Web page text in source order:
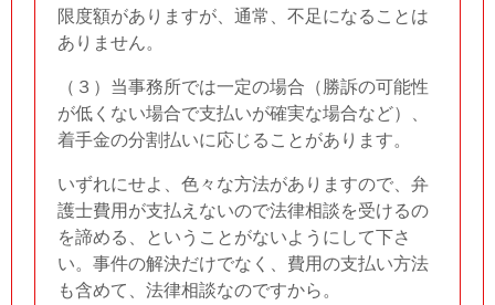
限度額がありますが、通常、不足になることは
ありません。
（３）当事務所では一定の場合（勝訴の可能性
が低くない場合で支払いが確実な場合など）、
着手金の分割払いに応じることがあります。
いずれにせよ、色々な方法がありますので、弁
護士費用が支払えないので法律相談を受けるの
を諦める、ということがないようにして下さ
い。事件の解決だけでなく、費用の支払い方法
も含めて、法律相談なのですから。